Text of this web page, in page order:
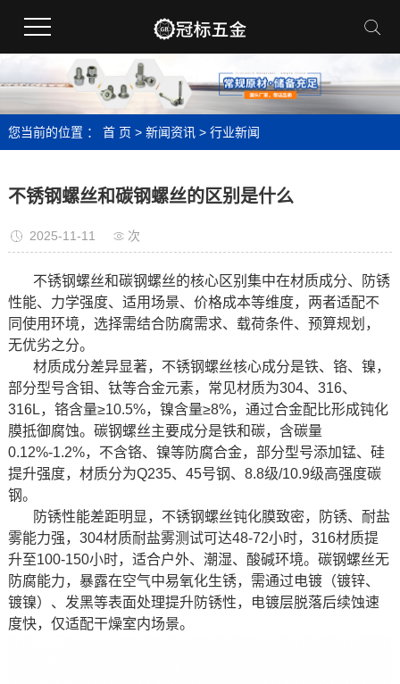
您当前的位置 ： 首 页 > 新闻资讯> 行业新闻
不锈钢螺丝和碳钢螺丝的区别是什么
2025-11-11 次
不锈钢螺丝和碳钢螺丝的核心区别集中在材质成分、防锈
性能、力学强度、适用场景、价格成本等维度，两者适配不
同使用环境，选择需结合防腐需求、载荷条件、预算规划，
无优劣之分。
材质成分差异显著，不锈钢螺丝核心成分是铁、铬、镍，
部分型号含钼、钛等合金元素，常见材质为304、316、
316L，铬含量≥10.5%，镍含量≥8%，通过合金配比形成钝化
膜抵御腐蚀。碳钢螺丝主要成分是铁和碳，含碳量
0.12%-1.2%，不含铬、镍等防腐合金，部分型号添加锰、硅
提升强度，材质分为Q235、45号钢、8.8级/10.9级高强度碳
钢。
防锈性能差距明显，不锈钢螺丝钝化膜致密，防锈、耐盐
雾能力强，304材质耐盐雾测试可达48-72小时，316材质提
升至100-150小时，适合户外、潮湿、酸碱环境。碳钢螺丝无
防腐能力，暴露在空气中易氧化生锈，需通过电镀（镀锌、
镀镍）、发黑等表面处理提升防锈性，电镀层脱落后续蚀速
度快，仅适配干燥室内场景。